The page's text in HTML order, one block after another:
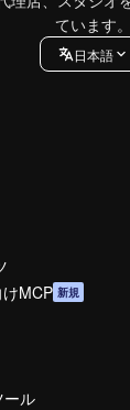
ています。
日本語
MCP 新規
ール